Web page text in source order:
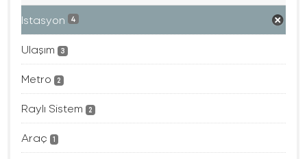
Istasyon 4
Ulaşım 3
Metro 2
Raylı Sistem 2
Araç 1